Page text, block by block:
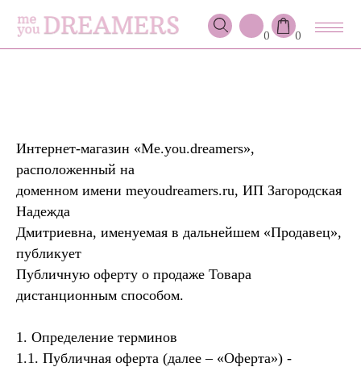
0
Интернет-магазин «Me.you.dreamers»,
расположенный на
доменном имени meyoudreamers.ru, ИП Загородская
Надежда
Дмитриевна, именуемая в дальнейшем «Продавец»,
публикует
Публичную оферту о продаже Товара
дистанционным способом.
1. Определение терминов
1.1. Публичная оферта (далее – «Оферта») -